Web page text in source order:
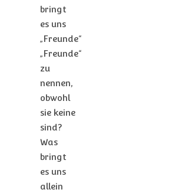
bringt
es uns
„Freunde“
„Freunde“
zu
nennen,
obwohl
sie keine
sind?
Was
bringt
es uns
allein